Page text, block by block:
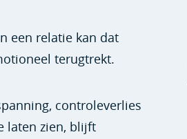
een relatie kan dat
terugtrekt.
controleverlies
laten zien, blijft